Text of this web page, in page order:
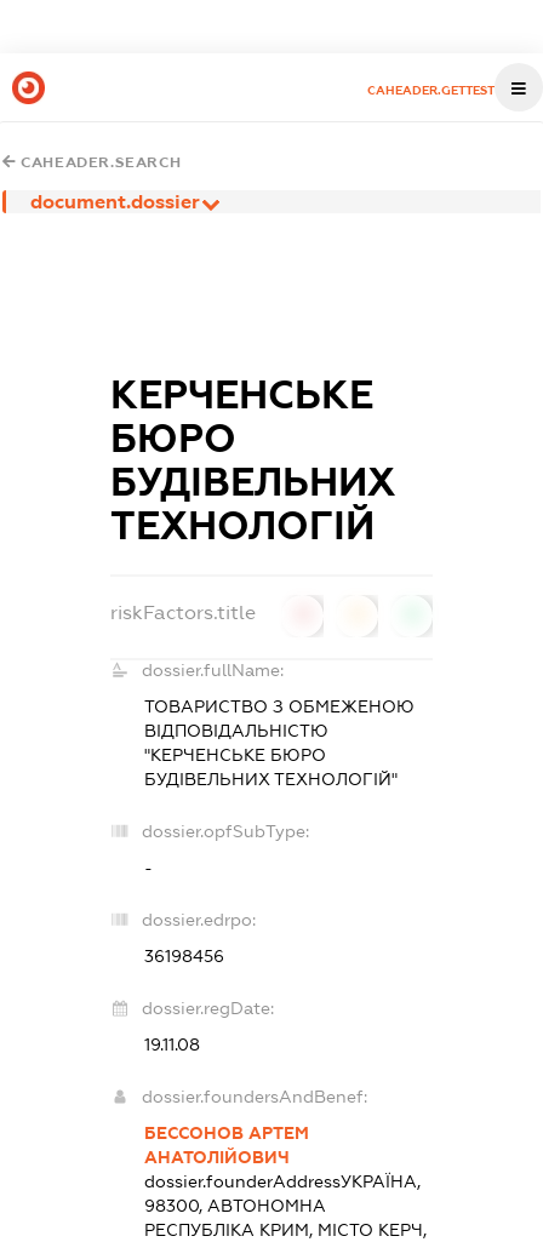
CAHEADER.GETTEST
CAHEADER.SEARCH
document.dossier
КЕРЧЕНСЬКЕ
БЮРО
БУДІВЕЛЬНИХ
ТЕХНОЛОГІЙ
riskFactors.title
dossier.fullName:
ТОВАРИСТВО З ОБМЕЖЕНОЮ
ВІДПОВІДАЛЬНІСТЮ
"КЕРЧЕНСЬКЕ БЮРО
БУДІВЕЛЬНИХ ТЕХНОЛОГІЙ"
dossier.opfSubType:
-
dossier.edrpo:
36198456
dossier.regDate:
19.11.08
dossier.foundersAndBenef:
БЕССОНОВ АРТЕМ
АНАТОЛІЙОВИЧ
dossier.founderAddressУКРАЇНА,
98300, АВТОНОМНА
РЕСПУБЛІКА КРИМ, МІСТО КЕРЧ,